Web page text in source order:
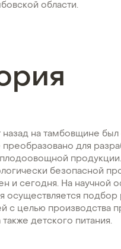
области.
назад на тамбовщине
для
безопасной
и сегодня. На
осуществляется
с целью производства
также детского питания.